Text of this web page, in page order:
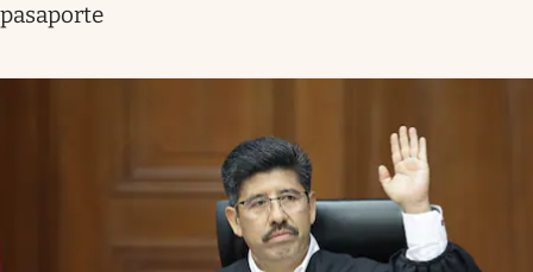
pasaporte